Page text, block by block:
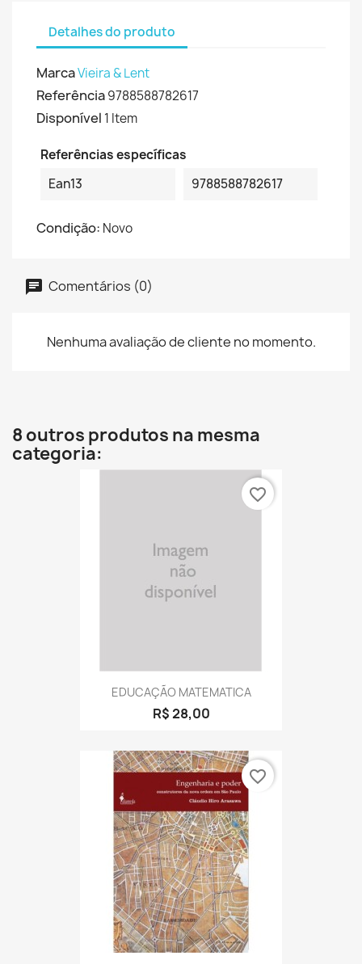
Detalhes do produto
MarcaVieira & Lent
Referência9788588782617
Disponível 1 Item
Referências específicas
Ean13
9788588782617
Condição: Novo
Comentários (0)
Nenhuma avaliação de cliente no momento.
8 outros produtos na mesma
categoria:
EDUCAÇÃO MATEMATICA
R$ 28,00
favorite_border
favorite_border